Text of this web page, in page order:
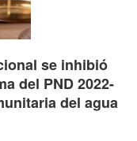
se inhibió
del PND 2022-
del agua